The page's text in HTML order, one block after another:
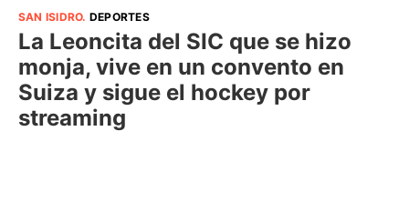
SAN ISIDRO. DEPORTES
La Leoncita del SIC que se hizo
monja, vive en un convento en
Suiza y sigue el hockey por
streaming